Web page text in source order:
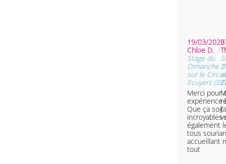
19/03/
Chloe D. •
Stage du
Dimanche
sur le
Ecuyers (02)
Merci pour
expérience
Que ça soit
incroyables
également
tous
accueillant
tout